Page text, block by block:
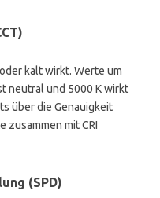
kalt wirkt. Werte um
neutral und 5000 K wirkt
über die Genauigkeit
zusammen mit CRI
(SPD)